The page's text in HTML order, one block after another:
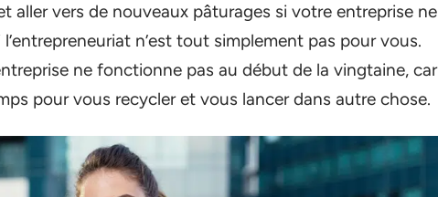
aller vers de nouveaux pâturages si votre entreprise ne
n’est tout simplement pas pour vous.
ne fonctionne pas au début de la vingtaine, car
pour vous recycler et vous lancer dans autre chose.